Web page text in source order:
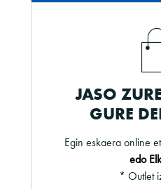
JASO
GURE
Egin eskaera online
edo
* Outlet